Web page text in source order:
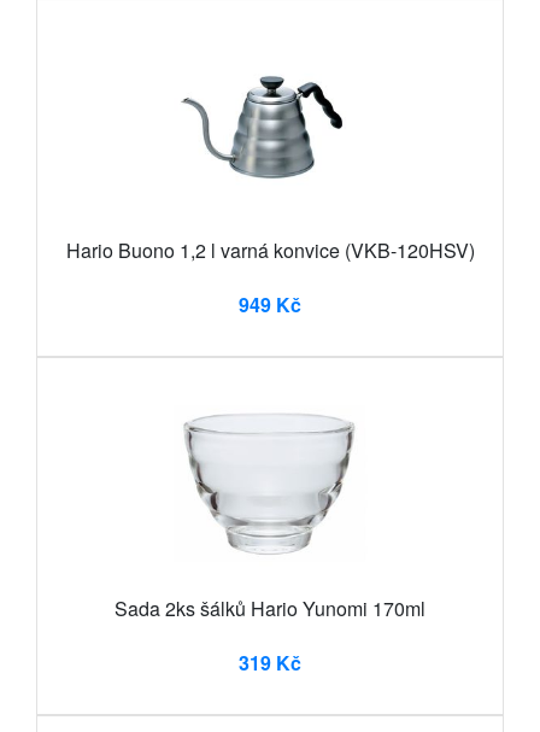
Hario Buono 1,2 l varná konvice (VKB-120HSV)
949 Kč
Sada 2ks šálků Hario Yunomi 170ml
319 Kč